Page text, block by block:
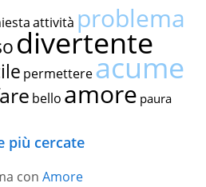
attività problema
divertente
permettereacume
bello amore paura
più cercate
con Amore